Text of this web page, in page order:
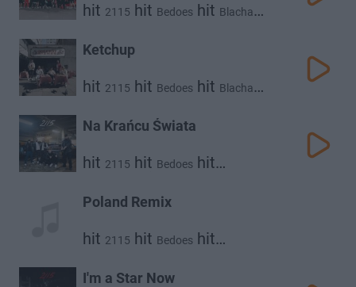
hit 2115 hit Bedoes hit Blacha
Ketchup
hit 2115 hit Bedoes hit Blacha
Na Krańcu Świata
hit 2115 hit Bedoes hit
Poland Remix
hit 2115 hit Bedoes hit
I'm a Star Now